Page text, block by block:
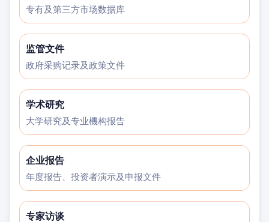
专有及第三方市场数据库
监管文件
政府采购记录及政策文件
学术研究
大学研究及专业機构报告
企业报告
年度报告、投资者演示及申报文件
专家访谈